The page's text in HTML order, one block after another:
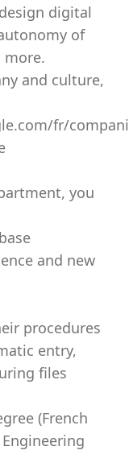
digital
of
more.
and culture,
fr/
you
and new
procedures
entry,
files
(French